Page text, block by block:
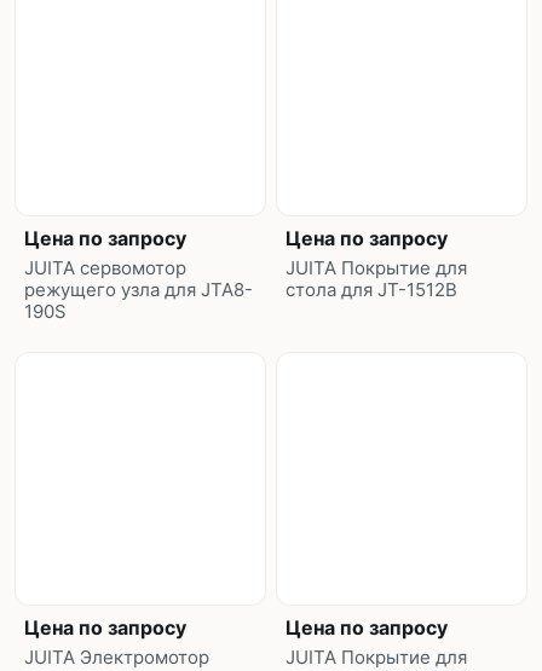
Цена по запросу
JUITA сервомотор
режущего узла для JTA8-
190S
Цена по запросу
JUITA Покрытие для
стола для JT-1512B
Цена по запросу
JUITA Электромотор
Цена по запросу
JUITA Покрытие для